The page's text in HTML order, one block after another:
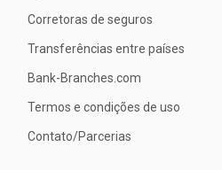
Corretoras de seguros
Transferências entre países
Bank-Branches.com
Termos e condições de uso
Contato/Parcerias